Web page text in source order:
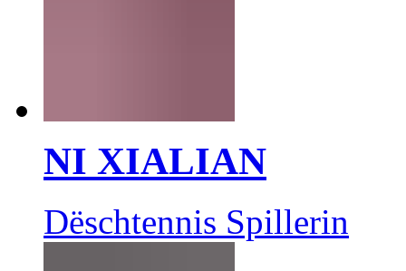
NI XIALIAN
Dëschtennis Spillerin